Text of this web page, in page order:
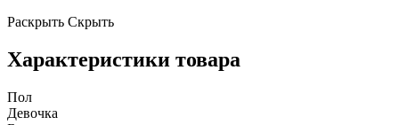
Раскрыть Скрыть
Характеристики товара
Пол
Девочка